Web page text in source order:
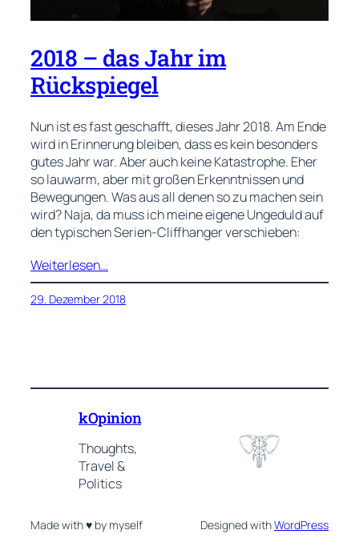
2018 – das Jahr im
Rückspiegel
Nun ist es fast geschafft, dieses Jahr 2018. Am Ende
wird in Erinnerung bleiben, dass es kein besonders
gutes Jahr war. Aber auch keine Katastrophe. Eher
so lauwarm, aber mit großen Erkenntnissen und
Bewegungen. Was aus all denen so zu machen sein
wird? Naja, da muss ich meine eigene Ungeduld auf
den typischen Serien-Cliffhanger verschieben:
Weiterlesen…
29. Dezember 2018
kOpinion
Thoughts,
Travel &
Politics
Made with ♥ by myself Designed withWordPress